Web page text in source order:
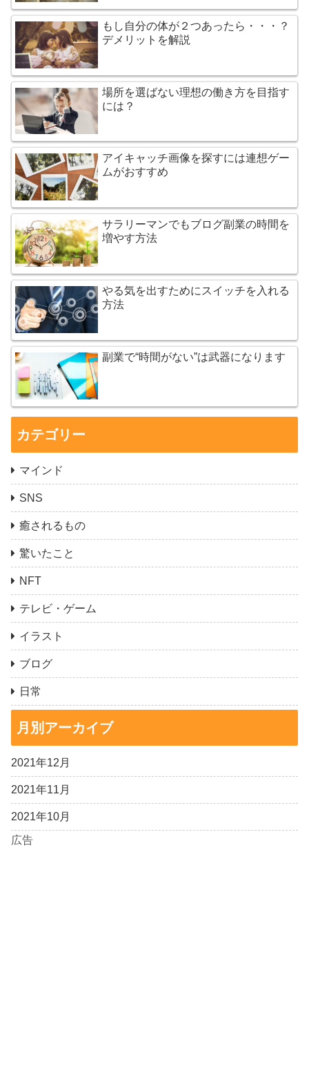
もし自分の体が２つあったら・・・？
デメリットを解説
場所を選ばない理想の働き方を目指す
には？
アイキャッチ画像を探すには連想ゲー
ムがおすすめ
サラリーマンでもブログ副業の時間を
増やす方法
やる気を出すためにスイッチを入れる
方法
副業で“時間がない”は武器になります
カテゴリー
マインド
SNS
癒されるもの
驚いたこと
NFT
テレビ・ゲーム
イラスト
ブログ
日常
月別アーカイブ
2021年12月
2021年11月
2021年10月
広告